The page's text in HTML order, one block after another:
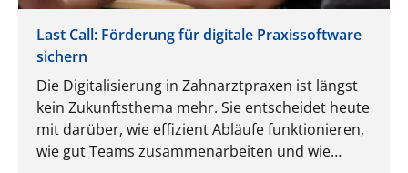
Last Call: Förderung für digitale Praxissoftware
sichern
Die Digitalisierung in Zahnarztpraxen ist längst
kein Zukunftsthema mehr. Sie entscheidet heute
mit darüber, wie effizient Abläufe funktionieren,
wie gut Teams zusammenarbeiten und wie